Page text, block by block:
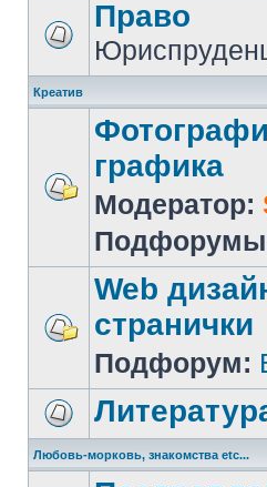
Право
Креатив
графика
Модератор:
Web
странички
Подфорум:
Любовь-морковь, знакомства etc...